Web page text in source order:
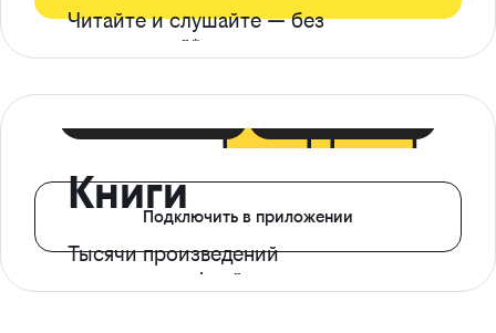
Читайте и слушайте — без
ограничений*
Книги
Тысячи произведений
с доступом офлайн
Подключить в приложении